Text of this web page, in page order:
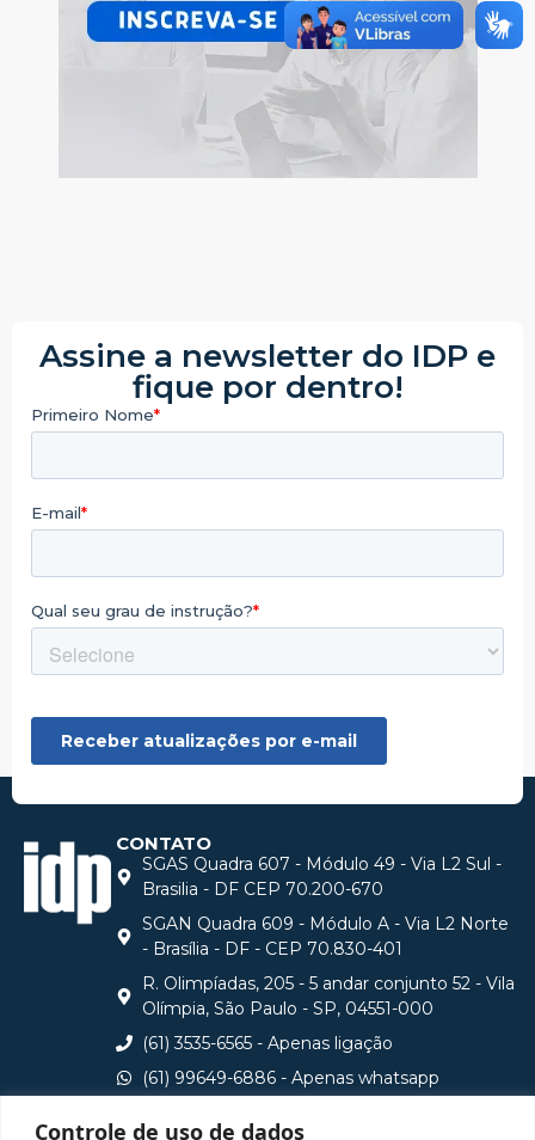
Controle de uso de dados
Assine a newsletter do IDP e
fique por dentro!
CONTATO
SGAS Quadra 607 - Módulo 49 - Via L2 Sul -
Brasilia - DF CEP 70.200-670
SGAN Quadra 609 - Módulo A - Via L2 Norte
- Brasília - DF - CEP 70.830-401
R. Olimpíadas, 205 - 5 andar conjunto 52 - Vila
Olímpia, São Paulo - SP, 04551-000
(61) 3535-6565 - Apenas ligação
(61) 99649-6886 - Apenas whatsapp